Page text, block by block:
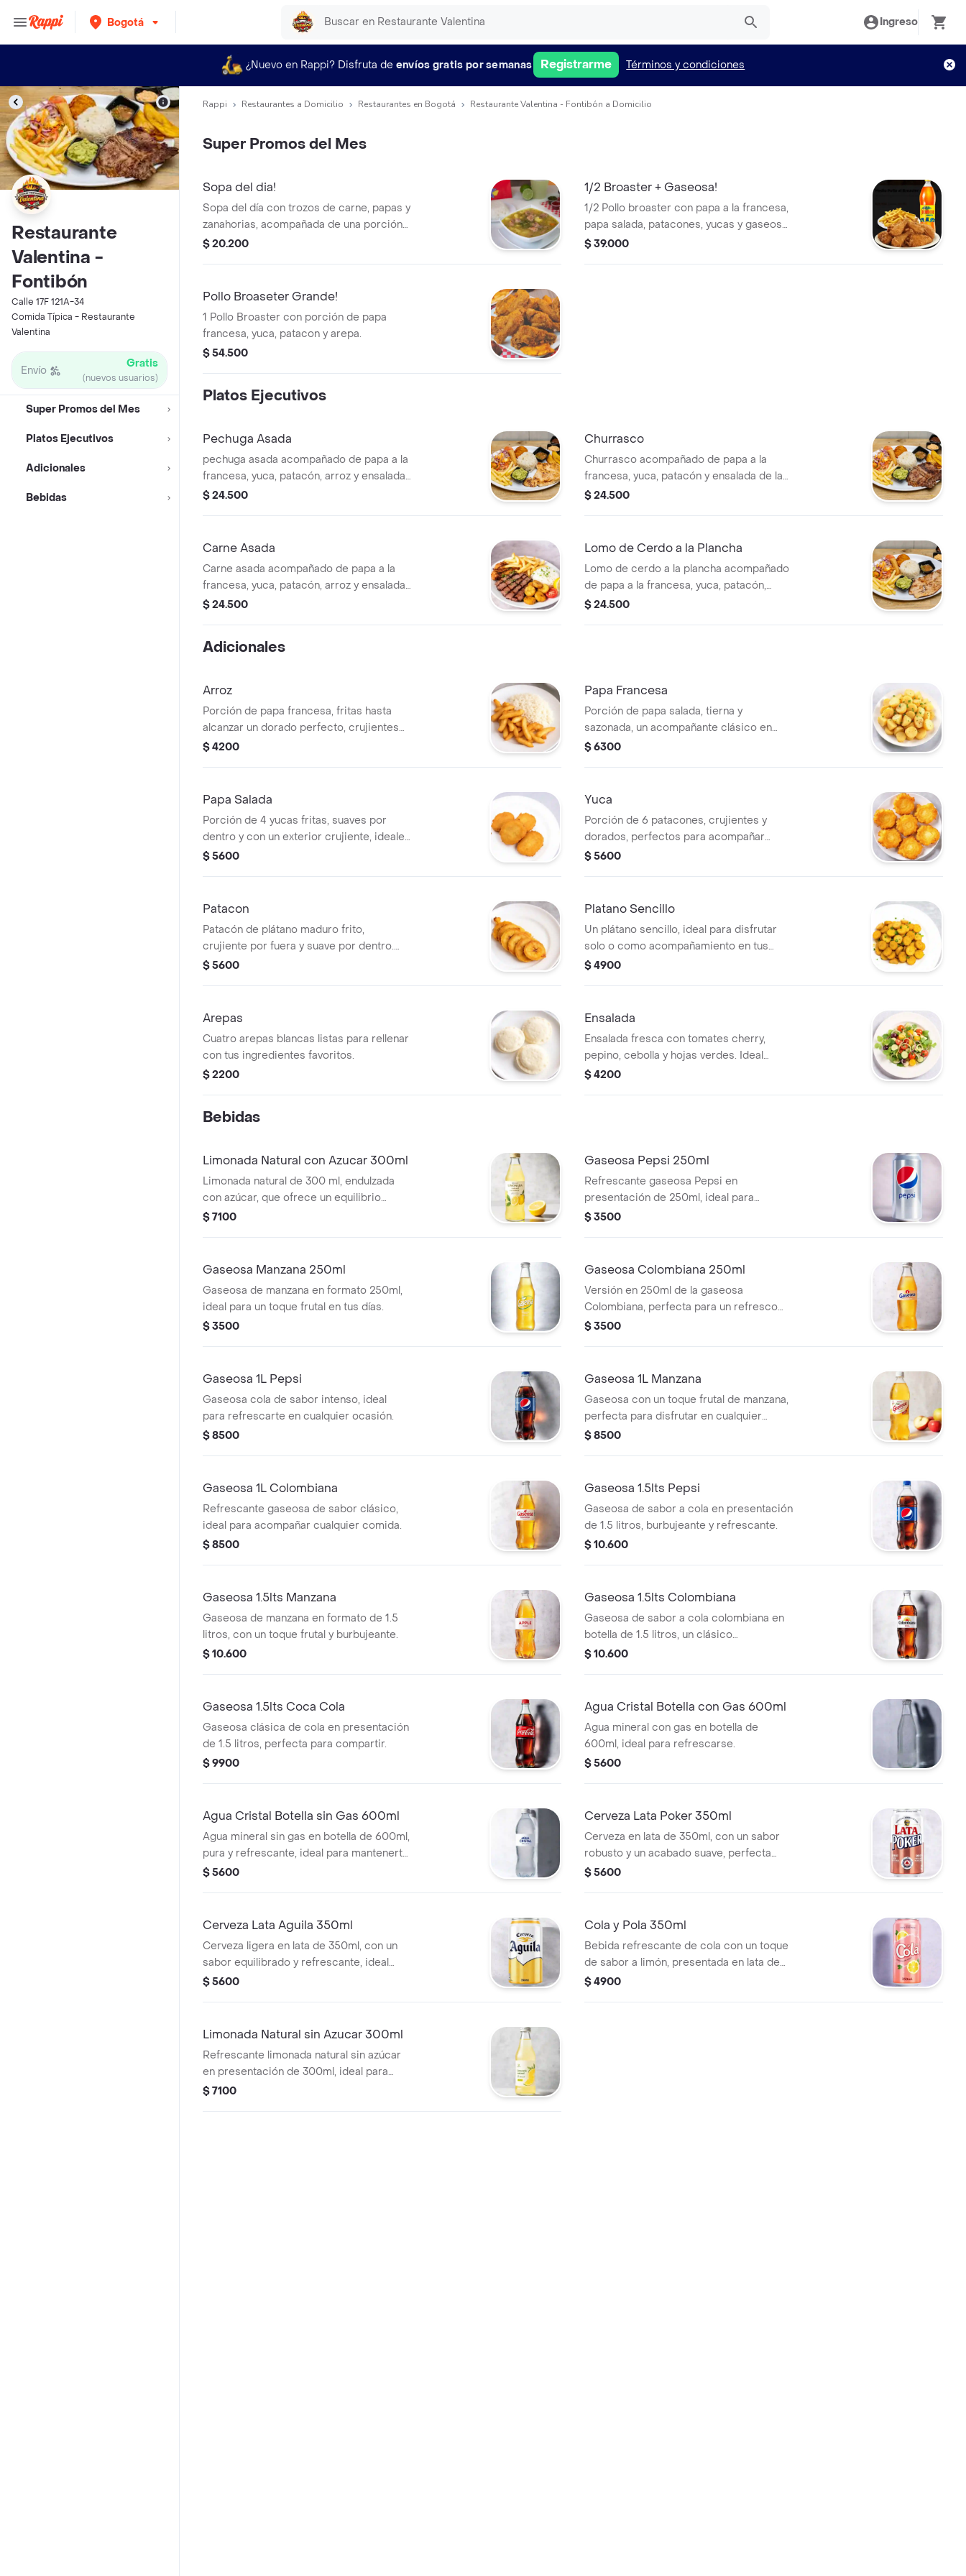
Bogotá Ingreso
¿Nuevo en Rappi? Disfruta de envíos gratis por semanas Registrarme Términos y condiciones
Restaurante
Valentina -
Fontibón
Calle 17F 121A-34
Comida Típica - Restaurante
Valentina
Envío Gratis
(nuevos usuarios)
Super Promos del Mes
Platos Ejecutivos
Adicionales
Bebidas
Rappi Restaurantes a Domicilio Restaurantes en Bogotá Restaurante Valentina - Fontibón a Domicilio
Super Promos del Mes
Sopa del dia!
Sopa del día con trozos de carne, papas y
zanahorias, acompañada de una porción
de arroz.
$ 20.200
1/2 Broaster + Gaseosa!
1/2 Pollo broaster con papa a la francesa,
papa salada, patacones, yucas y gaseosa
litro Postobón, el sabor lo eliges tu!
$ 39.000
Pollo Broaseter Grande!
1 Pollo Broaster con porción de papa
francesa, yuca, patacon y arepa.
$ 54.500
Platos Ejecutivos
Pechuga Asada
pechuga asada acompañado de papa a la
francesa, yuca, patacón, arroz y ensalada
de la casa.
$ 24.500
Churrasco
Churrasco acompañado de papa a la
francesa, yuca, patacón y ensalada de la
casa.
$ 24.500
Carne Asada
Carne asada acompañado de papa a la
francesa, yuca, patacón, arroz y ensalada
de la casa.
$ 24.500
Lomo de Cerdo a la Plancha
Lomo de cerdo a la plancha acompañado
de papa a la francesa, yuca, patacón,
arroz y ensalada de la casa.
$ 24.500
Adicionales
Arroz
Porción de papa francesa, fritas hasta
alcanzar un dorado perfecto, crujientes
por fuera y suaves por dentro.
$ 4200
Papa Francesa
Porción de papa salada, tierna y
sazonada, un acompañante clásico en
cualquier comida.
$ 6300
Papa Salada
Porción de 4 yucas fritas, suaves por
dentro y con un exterior crujiente, ideales
para picar.
$ 5600
Yuca
Porción de 6 patacones, crujientes y
dorados, perfectos para acompañar
cualquier plato.
$ 5600
Patacon
Patacón de plátano maduro frito,
crujiente por fuera y suave por dentro.
Ideal como snack.
$ 5600
Platano Sencillo
Un plátano sencillo, ideal para disfrutar
solo o como acompañamiento en tus
platos.
$ 4900
Arepas
Cuatro arepas blancas listas para rellenar
con tus ingredientes favoritos.
$ 2200
Ensalada
Ensalada fresca con tomates cherry,
pepino, cebolla y hojas verdes. Ideal
como acompañamiento.
$ 4200
Bebidas
Limonada Natural con Azucar 300ml
Limonada natural de 300 ml, endulzada
con azúcar, que ofrece un equilibrio
perfecto entre acidez y dulzura.
$ 7100
Gaseosa Pepsi 250ml
Refrescante gaseosa Pepsi en
presentación de 250ml, ideal para
acompañar tus comidas.
$ 3500
Gaseosa Manzana 250ml
Gaseosa de manzana en formato 250ml,
ideal para un toque frutal en tus días.
$ 3500
Gaseosa Colombiana 250ml
Versión en 250ml de la gaseosa
Colombiana, perfecta para un refresco
rápido.
$ 3500
Gaseosa 1L Pepsi
Gaseosa cola de sabor intenso, ideal
para refrescarte en cualquier ocasión.
$ 8500
Gaseosa 1L Manzana
Gaseosa con un toque frutal de manzana,
perfecta para disfrutar en cualquier
momento.
$ 8500
Gaseosa 1L Colombiana
Refrescante gaseosa de sabor clásico,
ideal para acompañar cualquier comida.
$ 8500
Gaseosa 1.5lts Pepsi
Gaseosa de sabor a cola en presentación
de 1.5 litros, burbujeante y refrescante.
$ 10.600
Gaseosa 1.5lts Manzana
Gaseosa de manzana en formato de 1.5
litros, con un toque frutal y burbujeante.
$ 10.600
Gaseosa 1.5lts Colombiana
Gaseosa de sabor a cola colombiana en
botella de 1.5 litros, un clásico
refrescante.
$ 10.600
Gaseosa 1.5lts Coca Cola
Gaseosa clásica de cola en presentación
de 1.5 litros, perfecta para compartir.
$ 9900
Agua Cristal Botella con Gas 600ml
Agua mineral con gas en botella de
600ml, ideal para refrescarse.
$ 5600
Agua Cristal Botella sin Gas 600ml
Agua mineral sin gas en botella de 600ml,
pura y refrescante, ideal para mantenerte
hidratado durante el día.
$ 5600
Cerveza Lata Poker 350ml
Cerveza en lata de 350ml, con un sabor
robusto y un acabado suave, perfecta
para disfrutar en buena compañía.
$ 5600
Cerveza Lata Aguila 350ml
Cerveza ligera en lata de 350ml, con un
sabor equilibrado y refrescante, ideal
para acompañar tus momentos de relax.
$ 5600
Cola y Pola 350ml
Bebida refrescante de cola con un toque
de sabor a limón, presentada en lata de
350ml, perfecta para compartir.
$ 4900
Limonada Natural sin Azucar 300ml
Refrescante limonada natural sin azúcar
en presentación de 300ml, ideal para
disfrutar en cualquier momento.
$ 7100